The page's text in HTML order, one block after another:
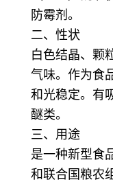
防霉剂。
二、性状
白色结晶、颗
气味。作为食
和光稳定。有
醚类。
三、用途
是一种新型食
和联合国粮农